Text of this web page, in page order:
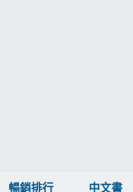
暢銷排行 中文書